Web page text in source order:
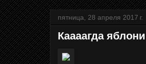
пятница, 28 апреля 2017 г.
Каааагда